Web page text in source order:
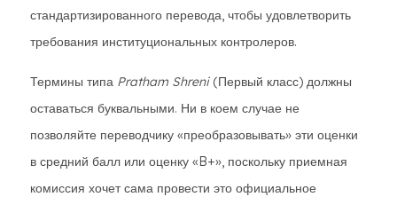
стандартизированного перевода, чтобы удовлетворить
требования институциональных контролеров.
Термины типа Pratham Shreni(Первый класс) должны
оставаться буквальными. Ни в коем случае не
позволяйте переводчику «преобразовывать» эти оценки
в средний балл или оценку «B+», поскольку приемная
комиссия хочет сама провести это официальное